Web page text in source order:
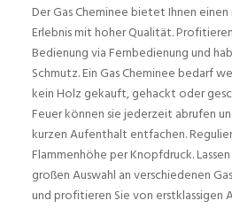
Der Gas Cheminee bietet Ihnen einen
Erlebnis mit hoher Qualität.
Bedienung via Fernbedienung und
Schmutz. Ein Gas Cheminee bedarf
kein Holz gekauft, gehackt oder
Feuer können sie jederzeit abrufen
kurzen Aufenthalt entfachen.
Flammenhöhe per Knopfdruck.
großen Auswahl an verschiedenen
und profitieren Sie von erstklassigen